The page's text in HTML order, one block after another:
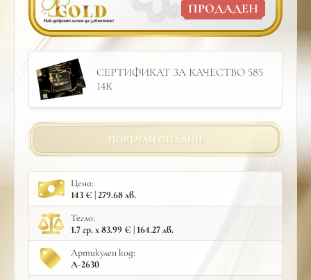
ПРОДАДЕН
СЕРТИФИКАТ ЗА КАЧЕСТВО 585
14К
ПОРЪЧАЙ ОНЛАЙН
Цена:
143 € | 279.68 лв.
Тегло:
1.7 гр. x 83.99 € | 164.27 лв.
Артикулен код:
A-2630